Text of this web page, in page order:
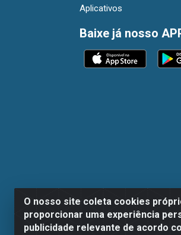
O nosso site coleta cookies
proporcionar uma experiência
publicidade relevante de acordo
Aplicativos
Baixe já nosso
Dispan Distribuidora